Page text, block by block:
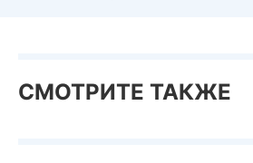
СМОТРИТЕ ТАКЖЕ